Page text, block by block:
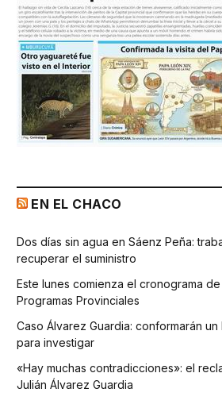
EN EL CHACO
Dos días sin agua en Sáenz Peña:
recuperar el suministro
Este lunes comienza el cronograma
Programas Provinciales
Caso Álvarez Guardia: conformarán un
para investigar
«Hay muchas contradicciones»: el
Julián Álvarez Guardia